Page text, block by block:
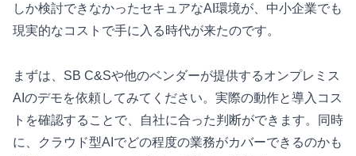
しか検討できなかったセキュアなAI環境が、中小企業でも
現実的なコストで手に入る時代が来たのです。
まずは、SB C&Sや他のベンダーが提供するオンプレミス
AIのデモを依頼してみてください。実際の動作と導入コス
トを確認することで、自社に合った判断ができます。同時
に、クラウド型AIでどの程度の業務がカバーできるのかも